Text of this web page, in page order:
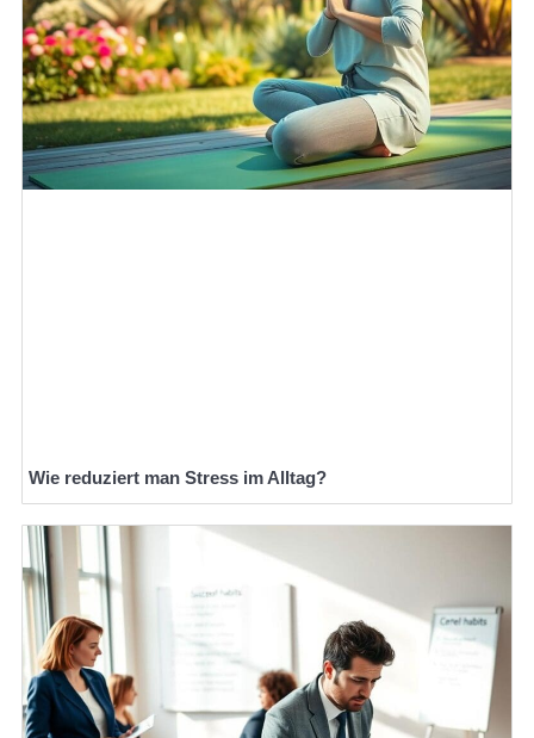
Wie reduziert man Stress im Alltag?